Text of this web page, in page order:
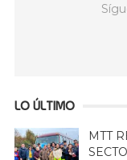
LO ÚLTIMO
MTT